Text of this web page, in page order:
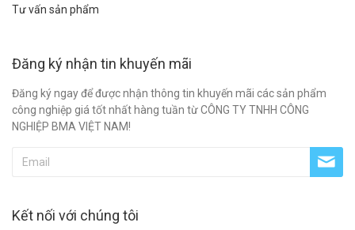
Tư vấn sản phẩm
Đăng ký nhận tin khuyến mãi
Đăng ký ngay để được nhận thông tin khuyến mãi các sản phẩm
công nghiệp giá tốt nhất hàng tuần từ CÔNG TY TNHH CÔNG
NGHIỆP BMA VIỆT NAM!
Kết nối với chúng tôi